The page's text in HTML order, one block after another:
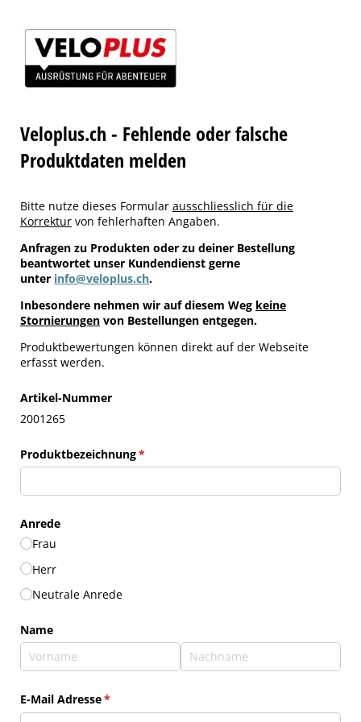
Veloplus.ch - Fehlende oder falsche
Produktdaten melden
Bitte nutze dieses Formular ausschliesslich für die
Korrektur von fehlerhaften Angaben.
Anfragen zu Produkten oder zu deiner Bestellung
beantwortet unser Kundendienst gerne
unter info@veloplus.ch.
Inbesondere nehmen wir auf diesem Weg keine
Stornierungen von Bestellungen entgegen.
Produktbewertungen können direkt auf der Webseite
erfasst werden.
Artikel-Nummer
2001265
Produktbezeichnung*
(erforderlich)
Anrede
Frau
Herr
Neutrale Anrede
Name
E-Mail Adresse*
(erforderlich)